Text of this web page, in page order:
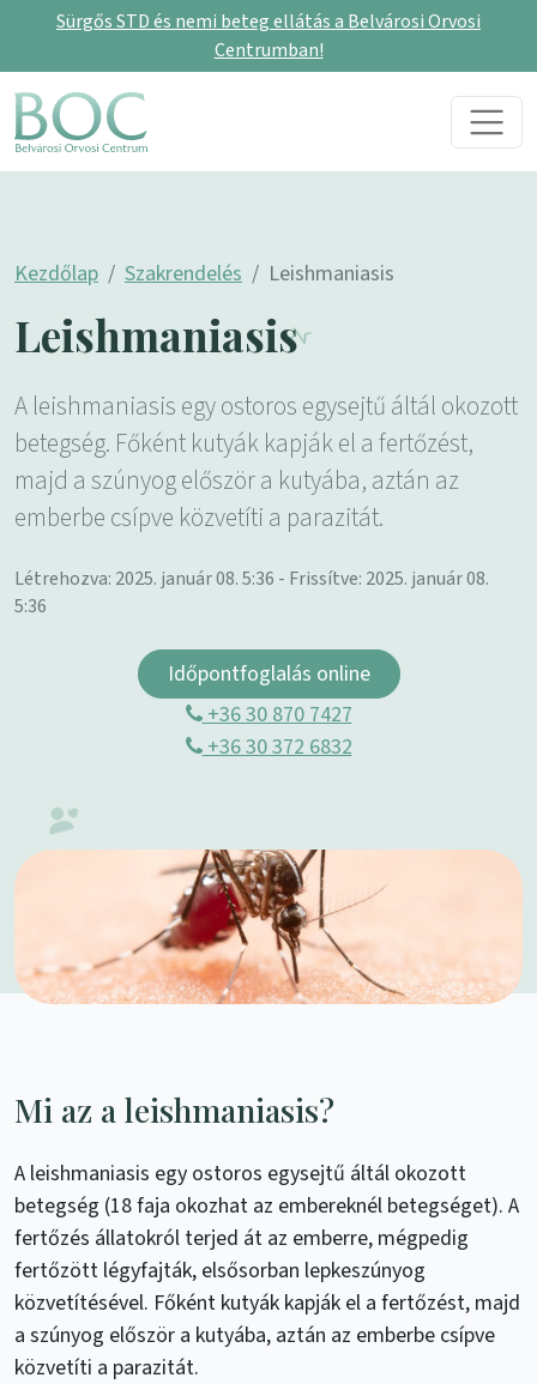
Sürgős STD és nemi beteg ellátás a Belvárosi Orvosi
Centrumban!
Skip to content
Main Navigation
Kezdőlap Szakrendelés Leishmaniasis
Leishmaniasis
A leishmaniasis egy ostoros egysejtű áltál okozott
betegség. Főként kutyák kapják el a fertőzést,
majd a szúnyog először a kutyába, aztán az
emberbe csípve közvetíti a parazitát.
Létrehozva: 2025. január 08. 5:36 - Frissítve: 2025. január 08.
5:36
Időpontfoglalás online
+36 30 870 7427
+36 30 372 6832
Mi az a leishmaniasis?
A leishmaniasis egy ostoros egysejtű áltál okozott
betegség (18 faja okozhat az embereknél betegséget). A
fertőzés állatokról terjed át az emberre, mégpedig
fertőzött légyfajták, elsősorban lepkeszúnyog
közvetítésével. Főként kutyák kapják el a fertőzést, majd
a szúnyog először a kutyába, aztán az emberbe csípve
közvetíti a parazitát.